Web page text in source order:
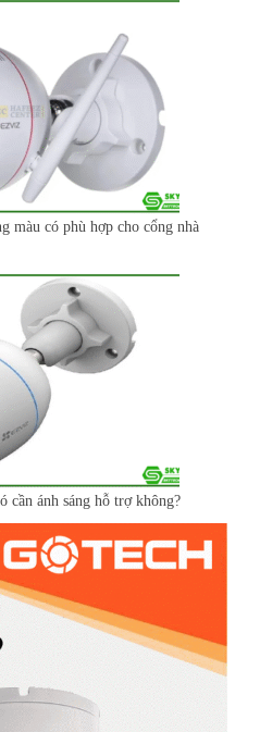
màu có phù hợp cho cổng nhà
ánh sáng hỗ trợ không?